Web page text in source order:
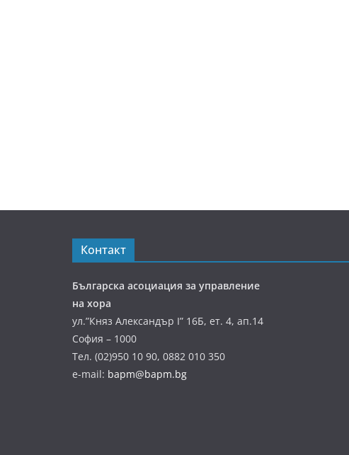
Контакт
Българска асоциация за управление
на хора
ул.”Княз Александър І” 16Б, ет. 4, ап.14
София – 1000
Тел. (02)950 10 90, 0882 010 350
e-mail: bapm@bapm.bg